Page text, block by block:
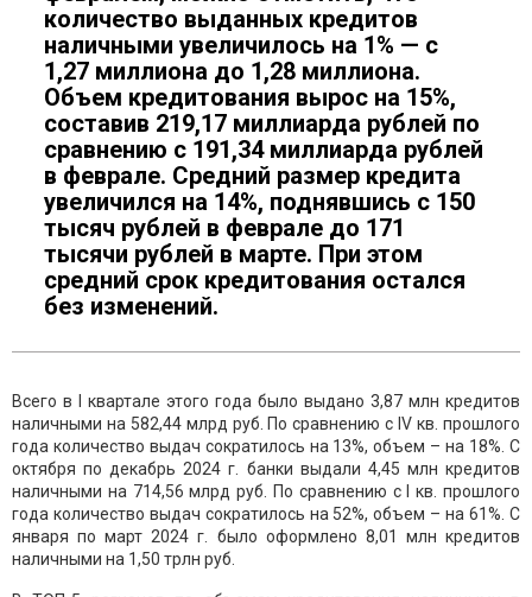
количество выданных кредитов
наличными увеличилось на 1% — с
1,27 миллиона до 1,28 миллиона.
Объем кредитования вырос на 15%,
составив 219,17 миллиарда рублей по
сравнению с 191,34 миллиарда рублей
в феврале. Средний размер кредита
увеличился на 14%, поднявшись с 150
тысяч рублей в феврале до 171
тысячи рублей в марте. При этом
средний срок кредитования остался
без изменений.
Всего в I квартале этого года было выдано 3,87 млн кредитов
наличными на 582,44 млрд руб. По сравнению с IV кв. прошлого
года количество выдач сократилось на 13%, объем – на 18%. С
октября по декабрь 2024 г. банки выдали 4,45 млн кредитов
наличными на 714,56 млрд руб. По сравнению с I кв. прошлого
года количество выдач сократилось на 52%, объем – на 61%. С
января по март 2024 г. было оформлено 8,01 млн кредитов
наличными на 1,50 трлн руб.